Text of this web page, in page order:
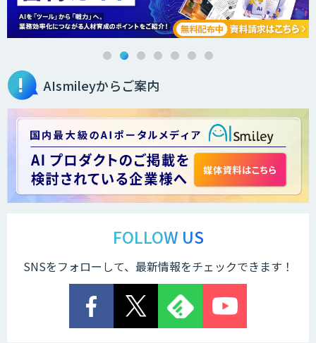
AIsmileyからご案内
FOLLOW US
SNSをフォローして、最新情報をチェックできます！